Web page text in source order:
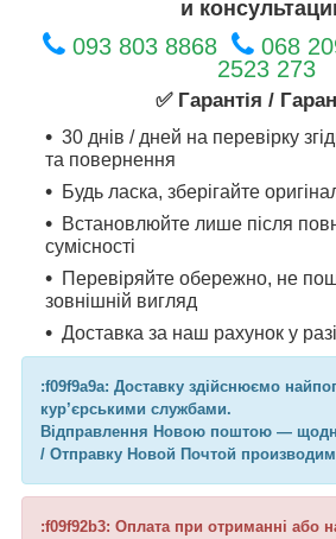
и
093 803 8868 068
2523 273
✅ Гарантія /
30 днів / дней на перевірку
та повернення
Будь ласка, зберігайте
Встановлюйте лише після
сумісності
Перевіряйте обережно, не
зовнішній вигляд
Доставка за наш рахунок у
:f09f9a9a: Доставку здійснюємо
кур’єрськими службами.
Відправлення Новою поштою —
/ Отправку Новой Почтой
:f09f92b3: Оплата при отриманні або